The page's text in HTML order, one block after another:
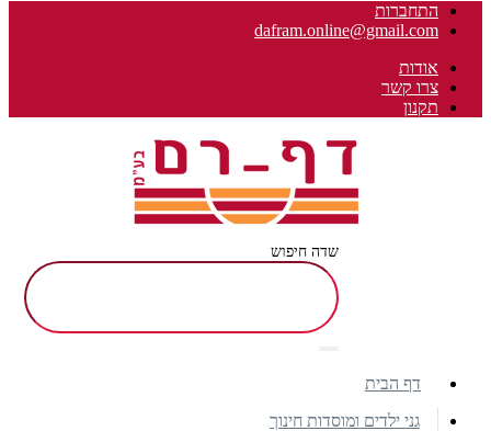
התחברות
dafram.online@gmail.com
אודות
צרו קשר
תקנון
שדה חיפוש
דף הבית
גני ילדים ומוסדות חינוך